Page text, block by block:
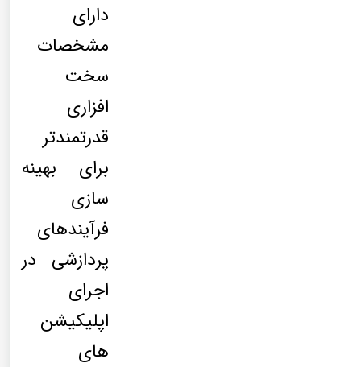
دارای
مشخصات
سخت
افزاری
قدرتمندتر
برای بهینه
سازی
فرآیندهای
پردازشی در
اجرای
اپلیکیشن
های